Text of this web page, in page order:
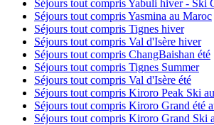
Séjours tout compris Yabuli hiver - Ski
Séjours tout compris Yasmina au Maroc
Séjours tout compris Tignes hiver
Séjours tout compris Val d'Isère hiver
Séjours tout compris ChangBaishan été
Séjours tout compris Tignes Summer
Séjours tout compris Val d'Isère été
Séjours tout compris Kiroro Peak Ski
Séjours tout compris Kiroro Grand été
Séjours tout compris Kiroro Grand Ski